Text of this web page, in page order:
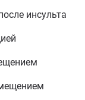
инсульта